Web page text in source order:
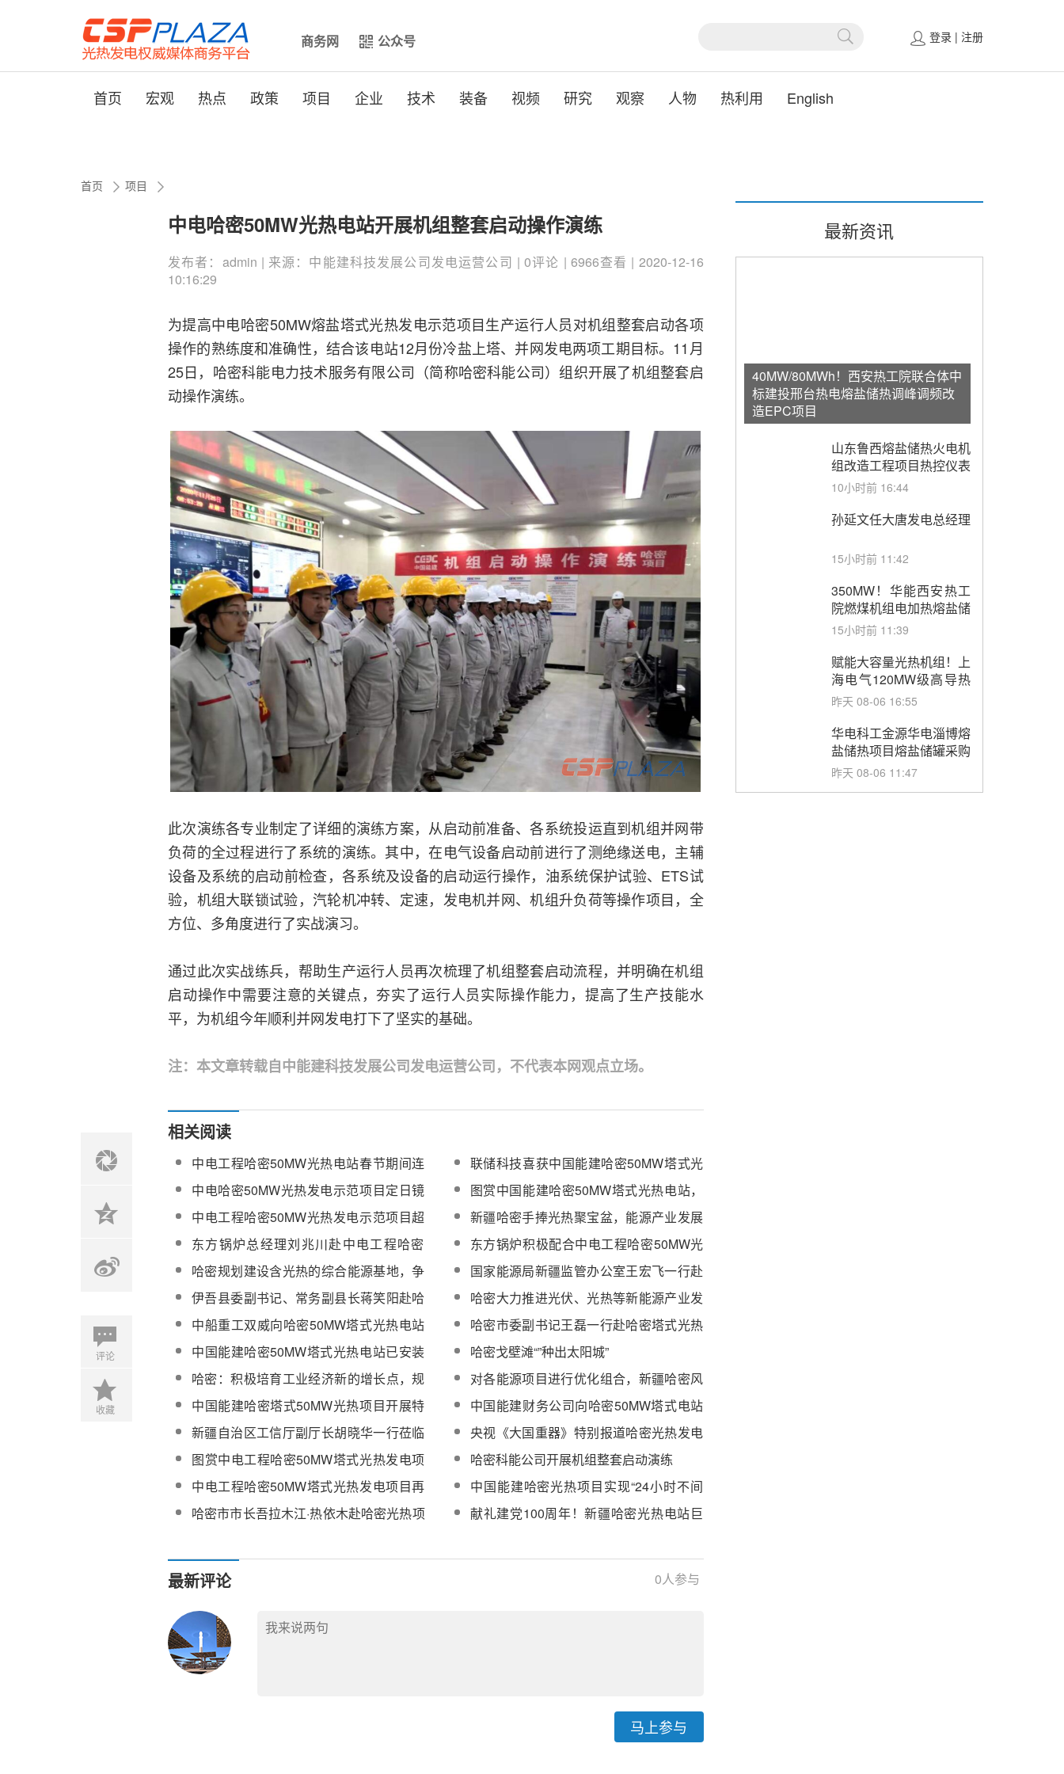
商务网 公众号 登录 | 注册
首页 宏观 热点 政策 项目 企业 技术 装备 视频 研究 观察 人物 热利用 English
首页 项目
中电哈密50MW光热电站开展机组整套启动操作演练
发布者：admin | 来源：中能建科技发展公司发电运营公司 | 0评论 | 6966查看 | 2020-12-16
10:16:29
为提高中电哈密50MW熔盐塔式光热发电示范项目生产运行人员对机组整套启动各项
操作的熟练度和准确性，结合该电站12月份冷盐上塔、并网发电两项工期目标。11月
25日，哈密科能电力技术服务有限公司（简称哈密科能公司）组织开展了机组整套启
动操作演练。
此次演练各专业制定了详细的演练方案，从启动前准备、各系统投运直到机组并网带
负荷的全过程进行了系统的演练。其中，在电气设备启动前进行了测绝缘送电，主辅
设备及系统的启动前检查，各系统及设备的启动运行操作，油系统保护试验、ETS试
验，机组大联锁试验，汽轮机冲转、定速，发电机并网、机组升负荷等操作项目，全
方位、多角度进行了实战演习。
通过此次实战练兵，帮助生产运行人员再次梳理了机组整套启动流程，并明确在机组
启动操作中需要注意的关键点，夯实了运行人员实际操作能力，提高了生产技能水
平，为机组今年顺利并网发电打下了坚实的基础。
注：本文章转载自中能建科技发展公司发电运营公司，不代表本网观点立场。
评论
收藏
相关阅读
中电工程哈密50MW光热电站春节期间连
续作业
联储科技喜获中国能建哈密50MW塔式光
热项目总承包方表扬信
中电哈密50MW光热发电示范项目定日镜
组装生产交检合格率100%
图赏中国能建哈密50MW塔式光热电站，
直击项目建设精彩瞬间！
中电工程哈密50MW光热发电示范项目超
高型D800-42塔吊顺利拆除
新疆哈密手捧光热聚宝盆，能源产业发展
拉动经济逆势上扬
东方锅炉总经理刘兆川赴中电工程哈密
50MW光热发电项目现场指导工作
东方锅炉积极配合中电工程哈密50MW光
热发电项目熔盐上塔计划
哈密规划建设含光热的综合能源基地，争
取2030年形成直接投资超5500亿元
国家能源局新疆监管办公室王宏飞一行赴
哈密光热项目现场检查指导工作
伊吾县委副书记、常务副县长蒋笑阳赴哈
密光热项目调研
哈密大力推进光伏、光热等新能源产业发
展
中船重工双威向哈密50MW塔式光热电站
供应的反射镜清洗车顺利发货
哈密市委副书记王磊一行赴哈密塔式光热
项目检查指导工作
中国能建哈密50MW塔式光热电站已安装
完成9000台定日镜
哈密戈壁滩“”种出太阳城”
哈密：积极培育工业经济新的增长点，规
模以上企业达到141家
对各能源项目进行优化组合，新疆哈密风
光互补电力十足
中国能建哈密塔式50MW光热项目开展特
种设备应急救援演练
中国能建财务公司向哈密50MW塔式电站
投放6亿元专项贷款
新疆自治区工信厅副厅长胡晓华一行莅临
哈密光热项目调研
央视《大国重器》特别报道哈密光热发电
项目
图赏中电工程哈密50MW塔式光热发电项
目
哈密科能公司开展机组整套启动演练
中电工程哈密50MW塔式光热发电项目再
次并网成功
中国能建哈密光热项目实现“24小时不间
断发电”
哈密市市长吾拉木江·热依木赴哈密光热项
献礼建党100周年！新疆哈密光热电站巨
最新评论 0人参与
马上参与
最新资讯
40MW/80MWh！西安热工院联合体中
标建投邢台热电熔盐储热调峰调频改
造EPC项目
山东鲁西熔盐储热火电机
组改造工程项目热控仪表
成套设备采购
10小时前 16:44
孙延文任大唐发电总经理
15小时前 11:42
350MW！华能西安热工
院燃煤机组电加热熔盐储
能提升机组灵活性改造项
务采购
15小时前 11:39
赋能大容量光热机组！上
海电气120MW级高导热
空冷发电机通过型式试验
昨天 08-06 16:55
华电科工金源华电淄博熔
盐储热项目熔盐储罐采购
昨天 08-06 11:47